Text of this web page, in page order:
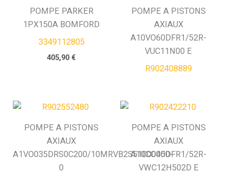
POMPE PARKER
1PX150A BOMFORD
3349112805
405,90€
POMPE A PISTONS
AXIAUX
A10VO60DFR1/52R-
VUC11N00 E
R902408889
POMPE A PISTONS
AXIAUX
A1VO035DRS0C200/10MRVB2S51000000-
0
POMPE A PISTONS
AXIAUX
A10CO45DFR1/52R-
VWC12H502D E